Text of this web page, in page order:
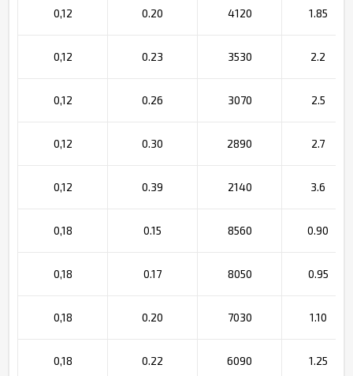
0,12 0.20 4120 1.85
0,12 0.23 3530 2.2
0,12 0.26 3070 2.5
0,12 0.30 2890 2.7
0,12 0.39 2140 3.6
0,18 0.15 8560 0.90
0,18 0.17 8050 0.95
0,18 0.20 7030 1.10
0,18 0.22 6090 1.25